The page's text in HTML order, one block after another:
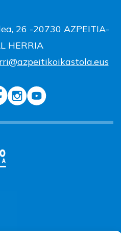
26 -20730 AZPEITIA-
HERRIA